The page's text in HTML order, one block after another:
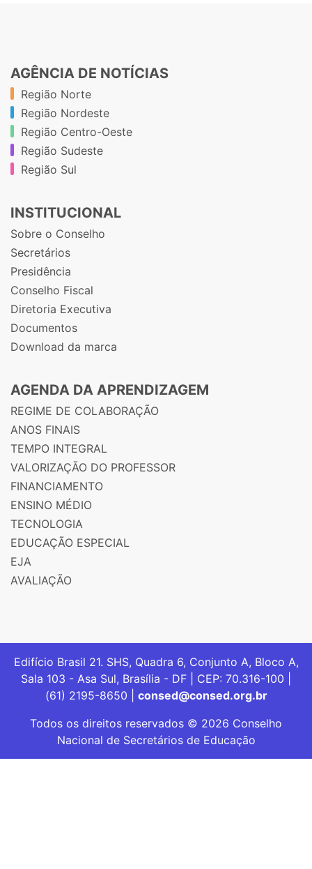
AGÊNCIA DE NOTÍCIAS
Região Norte
Região Nordeste
Região Centro-Oeste
Região Sudeste
Região Sul
INSTITUCIONAL
Sobre o Conselho
Secretários
Presidência
Conselho Fiscal
Diretoria Executiva
Documentos
Download da marca
AGENDA DA APRENDIZAGEM
REGIME DE COLABORAÇÃO
ANOS FINAIS
TEMPO INTEGRAL
VALORIZAÇÃO DO PROFESSOR
FINANCIAMENTO
ENSINO MÉDIO
TECNOLOGIA
EDUCAÇÃO ESPECIAL
EJA
AVALIAÇÃO
Edifício Brasil 21. SHS, Quadra 6, Conjunto A, Bloco A,
Sala 103 - Asa Sul, Brasília - DF | CEP: 70.316-100 |
(61) 2195-8650 | consed@consed.org.br
Todos os direitos reservados © 2026 Conselho
Nacional de Secretários de Educação